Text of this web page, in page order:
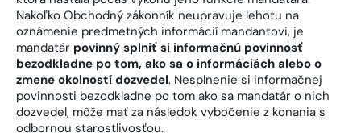
Nakoľko Obchodný zákonník neupravuje lehotu na
oznámenie predmetných informácií mandantovi, je
mandatár povinný splniť si informačnú povinnosť
bezodkladne po tom, ako sa o informáciách alebo o
zmene okolností dozvedel. Nesplnenie si informačnej
povinnosti bezodkladne po tom ako sa mandatár o nich
dozvedel, môže mať za následok vybočenie z konania s
odbornou starostlivosťou.